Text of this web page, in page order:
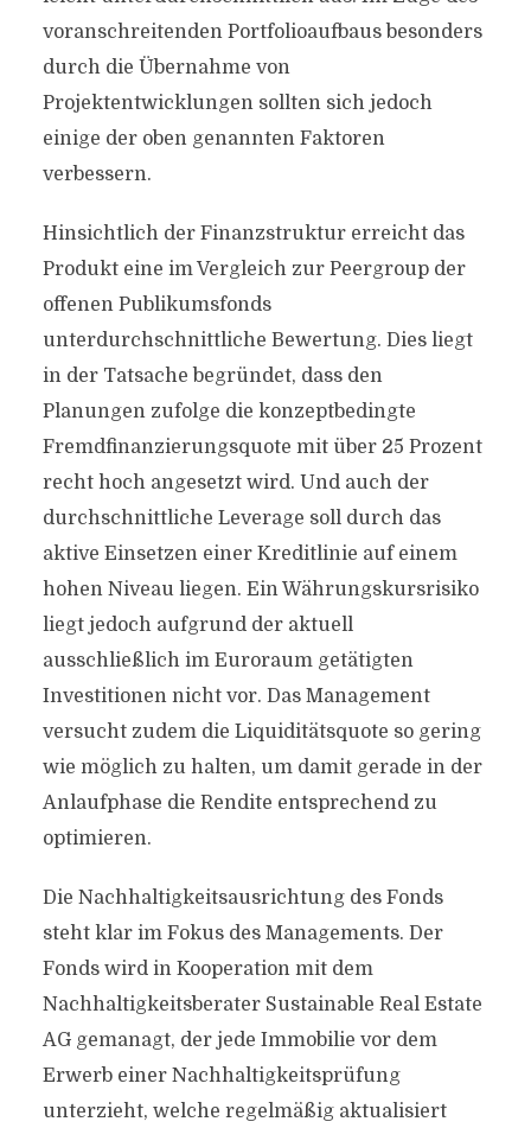
voranschreitenden Portfolioaufbaus besonders
durch die Übernahme von
Projektentwicklungen sollten sich jedoch
einige der oben genannten Faktoren
verbessern.
Hinsichtlich der Finanzstruktur erreicht das
Produkt eine im Vergleich zur Peergroup der
offenen Publikumsfonds
unterdurchschnittliche Bewertung. Dies liegt
in der Tatsache begründet, dass den
Planungen zufolge die konzeptbedingte
Fremdfinanzierungsquote mit über 25 Prozent
recht hoch angesetzt wird. Und auch der
durchschnittliche Leverage soll durch das
aktive Einsetzen einer Kreditlinie auf einem
hohen Niveau liegen. Ein Währungskursrisiko
liegt jedoch aufgrund der aktuell
ausschließlich im Euroraum getätigten
Investitionen nicht vor. Das Management
versucht zudem die Liquiditätsquote so gering
wie möglich zu halten, um damit gerade in der
Anlaufphase die Rendite entsprechend zu
optimieren.
Die Nachhaltigkeitsausrichtung des Fonds
steht klar im Fokus des Managements. Der
Fonds wird in Kooperation mit dem
Nachhaltigkeitsberater Sustainable Real Estate
AG gemanagt, der jede Immobilie vor dem
Erwerb einer Nachhaltigkeitsprüfung
unterzieht, welche regelmäßig aktualisiert